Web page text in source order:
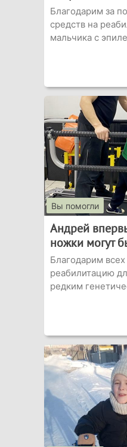
Благодарим за
средств на
мальчика с
Вы помогли
Андрей
ножки могут
Благодарим
реабилитацию
редким